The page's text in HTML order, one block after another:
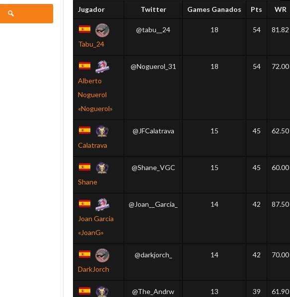
Jugador Twitter Games Ganados Pts WR
Tabu_24
@tabu__24 18 54 81.82
Alberto
Noguerol
«Noguerol»
@Noguerol_31 18 54 72.00
Calatrava
@JFCalatrava 15 45 62.50
Shane
@Shane_VGC 15 45 60.00
Joan Garcia
«JoanG»
@Joan__Garcia_ 14 42 87.50
DarkJorch
@darkjorch_ 14 42 70.00
@The_Andrw 13 39 61.90